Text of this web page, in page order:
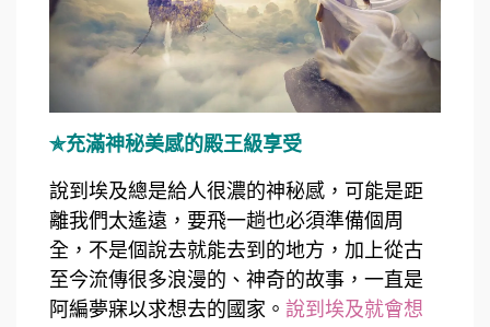
✯充滿神秘美感的殿王級享受
說到埃及總是給人很濃的神秘感，可能是距
離我們太遙遠，要飛一趟也必須準備個周
全，不是個說去就能去到的地方，加上從古
至今流傳很多浪漫的、神奇的故事，一直是
阿編夢寐以求想去的國家。 說到埃及就會想